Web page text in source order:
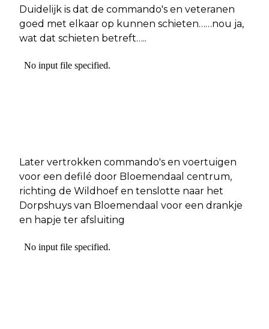
Duidelijk is dat de commando's en veteranen
goed met elkaar op kunnen schieten……nou ja,
wat dat schieten betreft…..
Later vertrokken commando's en voertuigen
voor een defilé door Bloemendaal centrum,
richting de Wildhoef en tenslotte naar het
Dorpshuys van Bloemendaal voor een drankje
en hapje ter afsluiting